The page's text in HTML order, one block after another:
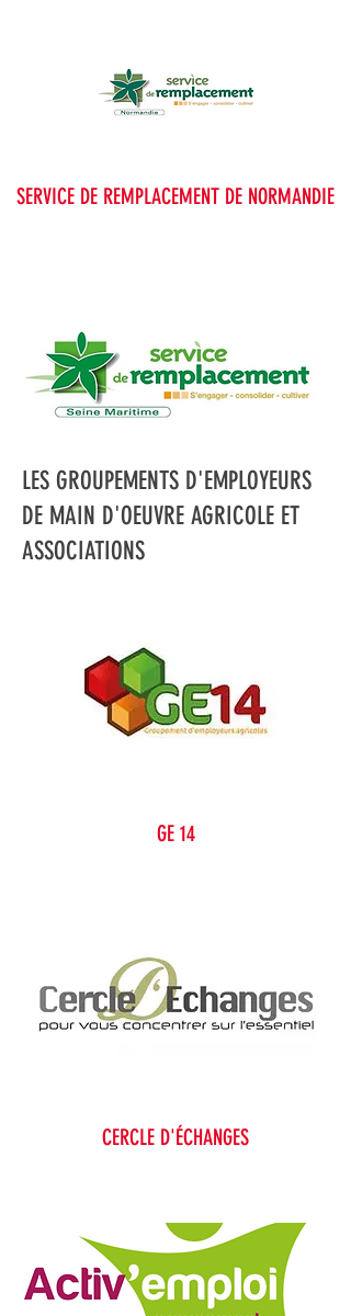
SERVICE DE REMPLACEMENT DE NORMANDIE
LES GROUPEMENTS D'EMPLOYEURS
DE MAIN D'OEUVRE AGRICOLE ET
ASSOCIATIONS
GE 14
CERCLE D'ÉCHANGES